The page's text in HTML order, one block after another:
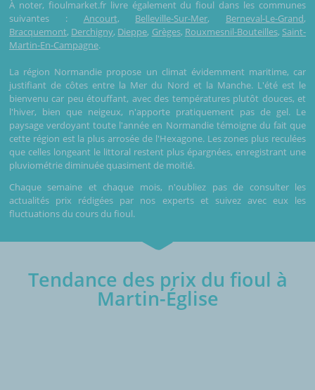
À noter, fioulmarket.fr livre également du fioul dans les communes
suivantes : Ancourt, Belleville-Sur-Mer, Berneval-Le-Grand,
Bracquemont, Derchigny, Dieppe, Grèges, Rouxmesnil-Bouteilles, Saint-
Martin-En-Campagne.
La région Normandie propose un climat évidemment maritime, car
justifiant de côtes entre la Mer du Nord et la Manche. L'été est le
bienvenu car peu étouffant, avec des températures plutôt douces, et
l'hiver, bien que neigeux, n'apporte pratiquement pas de gel. Le
paysage verdoyant toute l'année en Normandie témoigne du fait que
cette région est la plus arrosée de l'Hexagone. Les zones plus reculées
que celles longeant le littoral restent plus épargnées, enregistrant une
pluviométrie diminuée quasiment de moitié.
Chaque semaine et chaque mois, n'oubliez pas de consulter les
actualités prix rédigées par nos experts et suivez avec eux les
fluctuations du cours du fioul.
Tendance des prix du fioul à
Martin-Église